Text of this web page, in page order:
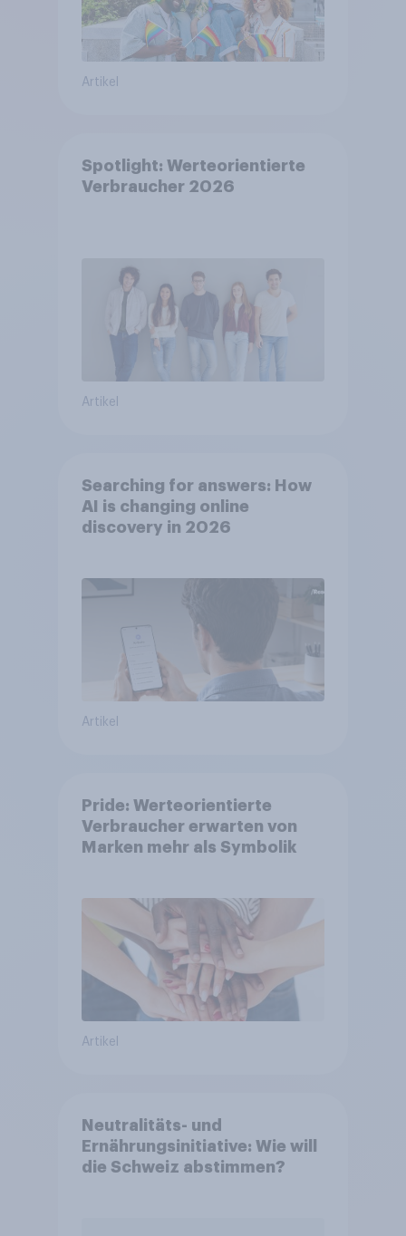
Artikel
Spotlight: Werteorientierte
Verbraucher 2026
Artikel
Searching for answers: How
AI is changing online
discovery in 2026
Artikel
Pride: Werteorientierte
Verbraucher erwarten von
Marken mehr als Symbolik
Artikel
Neutralitäts- und
Ernährungsinitiative: Wie will
die Schweiz abstimmen?